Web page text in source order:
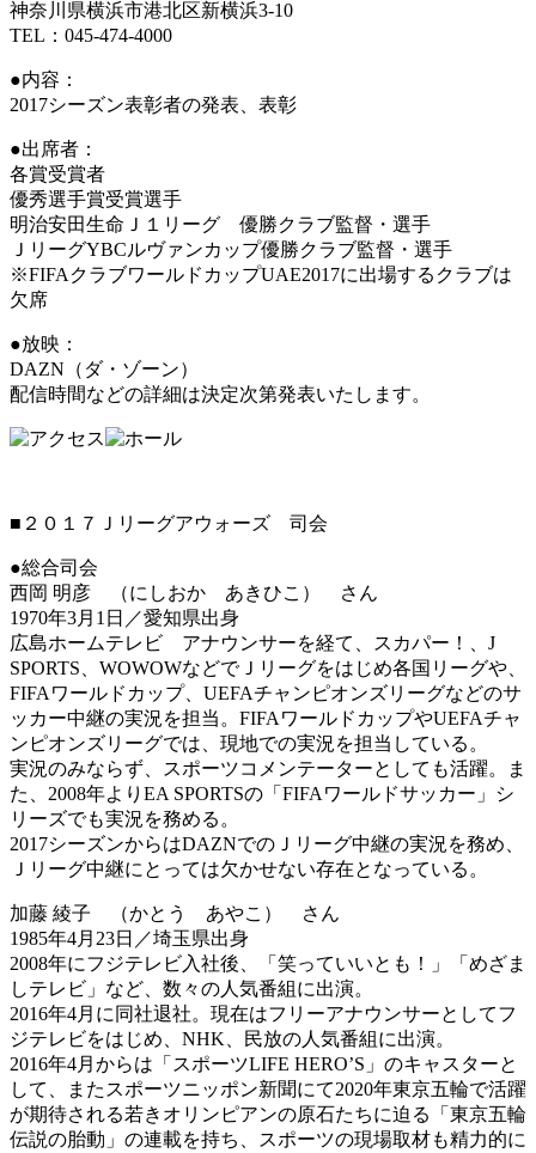
神奈川県横浜市港北区新横浜3-10
TEL：045-474-4000
●内容：
2017シーズン表彰者の発表、表彰
●出席者：
各賞受賞者
優秀選手賞受賞選手
明治安田生命Ｊ１リーグ 優勝クラブ監督・選手
ＪリーグYBCルヴァンカップ優勝クラブ監督・選手
※FIFAクラブワールドカップUAE2017に出場するクラブは
欠席
●放映：
DAZN（ダ・ゾーン）
配信時間などの詳細は決定次第発表いたします。
■２０１７Ｊリーグアウォーズ 司会
●総合司会
西岡 明彦 （にしおか あきひこ） さん
1970年3月1日／愛知県出身
広島ホームテレビ アナウンサーを経て、スカパー！、J
SPORTS、WOWOWなどでＪリーグをはじめ各国リーグや、
FIFAワールドカップ、UEFAチャンピオンズリーグなどのサ
ッカー中継の実況を担当。FIFAワールドカップやUEFAチャ
ンピオンズリーグでは、現地での実況を担当している。
実況のみならず、スポーツコメンテーターとしても活躍。ま
た、2008年よりEA SPORTSの「FIFAワールドサッカー」シ
リーズでも実況を務める。
2017シーズンからはDAZNでのＪリーグ中継の実況を務め、
Ｊリーグ中継にとっては欠かせない存在となっている。
加藤 綾子 （かとう あやこ） さん
1985年4月23日／埼玉県出身
2008年にフジテレビ入社後、「笑っていいとも！」「めざま
しテレビ」など、数々の人気番組に出演。
2016年4月に同社退社。現在はフリーアナウンサーとしてフ
ジテレビをはじめ、NHK、民放の人気番組に出演。
2016年4月からは「スポーツLIFE HERO’S」のキャスターと
して、またスポーツニッポン新聞にて2020年東京五輪で活躍
が期待される若きオリンピアンの原石たちに迫る「東京五輪
伝説の胎動」の連載を持ち、スポーツの現場取材も精力的に